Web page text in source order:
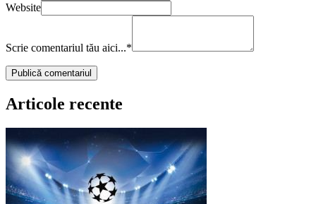
Website
Scrie comentariul tău aici...*
Articole recente